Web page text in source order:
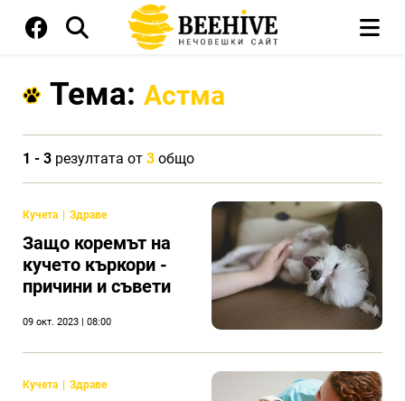
Тема: Астма
1 - 3 резултата от 3 общо
Кучета Здраве
Защо коремът на
кучето къркори -
причини и съвети
09 окт. 2023 | 08:00
Кучета Здраве